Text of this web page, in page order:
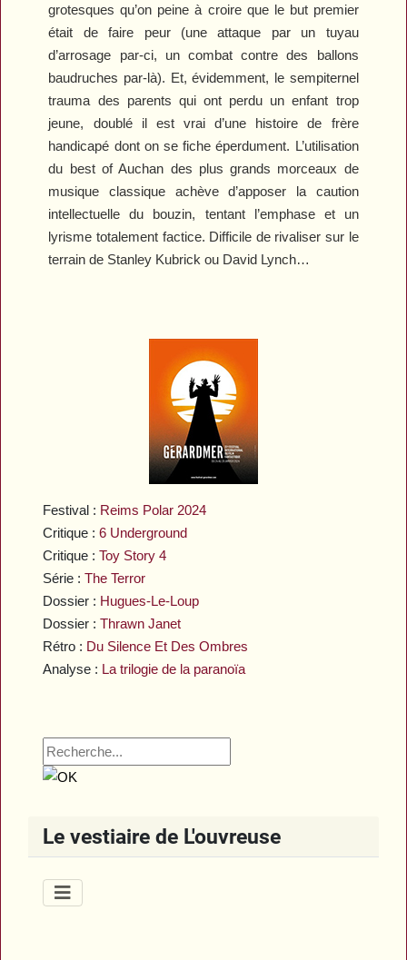
Festival : Reims Polar 2024
Critique :6 Underground
Critique :Toy Story 4
Série :The Terror
Dossier : Hugues-Le-Loup
Dossier :Thrawn Janet
Rétro : Du Silence Et Des Ombres
Analyse : La trilogie de la paranoïa
Le vestiaire de L'ouvreuse
grotesques qu’on peine à croire que le but premier
était de faire peur (une attaque par un tuyau
d’arrosage par-ci, un combat contre des ballons
baudruches par-là). Et, évidemment, le sempiternel
trauma des parents qui ont perdu un enfant trop
jeune, doublé il est vrai d’une histoire de frère
handicapé dont on se fiche éperdument. L’utilisation
du best of Auchan des plus grands morceaux de
musique classique achève d’apposer la caution
intellectuelle du bouzin, tentant l’emphase et un
lyrisme totalement factice. Difficile de rivaliser sur le
terrain de Stanley Kubrick ou David Lynch…